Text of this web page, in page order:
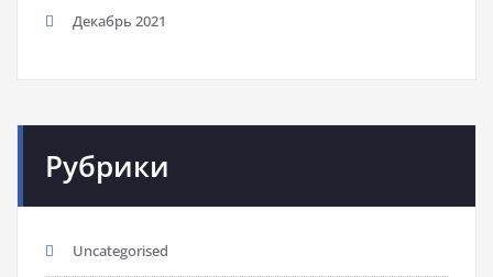
Декабрь 2021
Рубрики
Uncategorised